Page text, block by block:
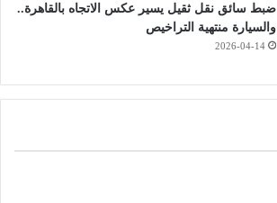
ضبط سائق نقل ثقيل يسير عكس الاتجاه بالقاهرة..
والسيارة منتهية التراخيص
2026-04-14